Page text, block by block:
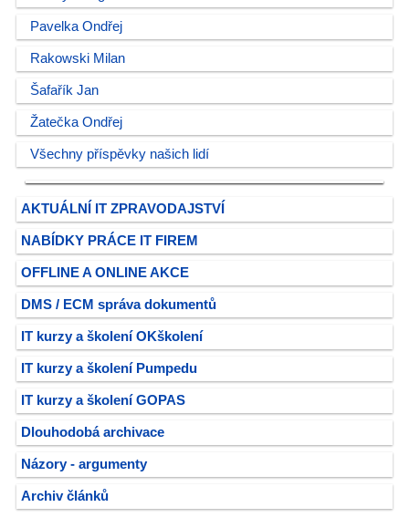
Pavelka Ondřej
Rakowski Milan
Šafařík Jan
Žatečka Ondřej
Všechny příspěvky našich lidí
AKTUÁLNÍ IT ZPRAVODAJSTVÍ
NABÍDKY PRÁCE IT FIREM
OFFLINE A ONLINE AKCE
DMS / ECM správa dokumentů
IT kurzy a školení OKškolení
IT kurzy a školení Pumpedu
IT kurzy a školení GOPAS
Dlouhodobá archivace
Názory - argumenty
Archiv článků